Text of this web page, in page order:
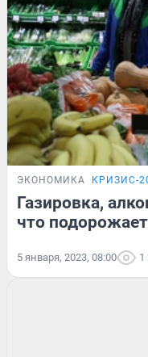
ЭКОНОМИКА КРИЗИС-
Газировка,
что
5 января, 2023, 08:00 1